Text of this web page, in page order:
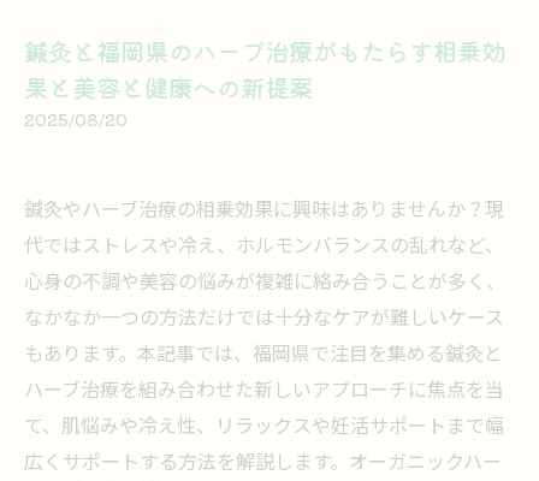
鍼灸と福岡県のハーブ治療がもたらす相乗効
果と美容と健康への新提案
2025/08/20
鍼灸やハーブ治療の相乗効果に興味はありませんか？現
代ではストレスや冷え、ホルモンバランスの乱れなど、
心身の不調や美容の悩みが複雑に絡み合うことが多く、
なかなか一つの方法だけでは十分なケアが難しいケース
もあります。本記事では、福岡県で注目を集める鍼灸と
ハーブ治療を組み合わせた新しいアプローチに焦点を当
て、肌悩みや冷え性、リラックスや妊活サポートまで幅
広くサポートする方法を解説します。オーガニックハー